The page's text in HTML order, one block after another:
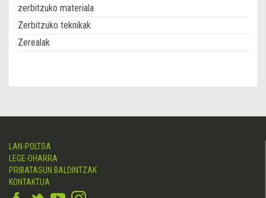
zerbitzuko materiala
Zerbitzuko teknikak
Zerealak
LAN-POLTSA
LEGE-OHARRA
PRIBATASUN BALDINTZAK
KONTAKTUA